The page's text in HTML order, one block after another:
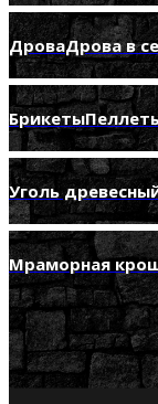
ДроваДрова в
Брикеты
Уголь
Мраморная